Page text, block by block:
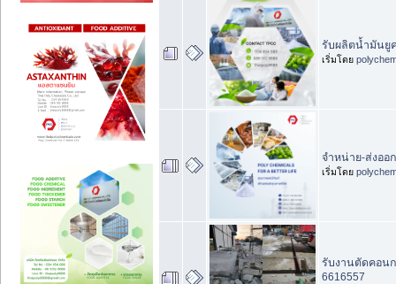
รับผลิตน้ำมันยู
เริ่มโดย
จำหน่าย-ส่งออ
เริ่มโดย
รับงานตัดคอน
6616557